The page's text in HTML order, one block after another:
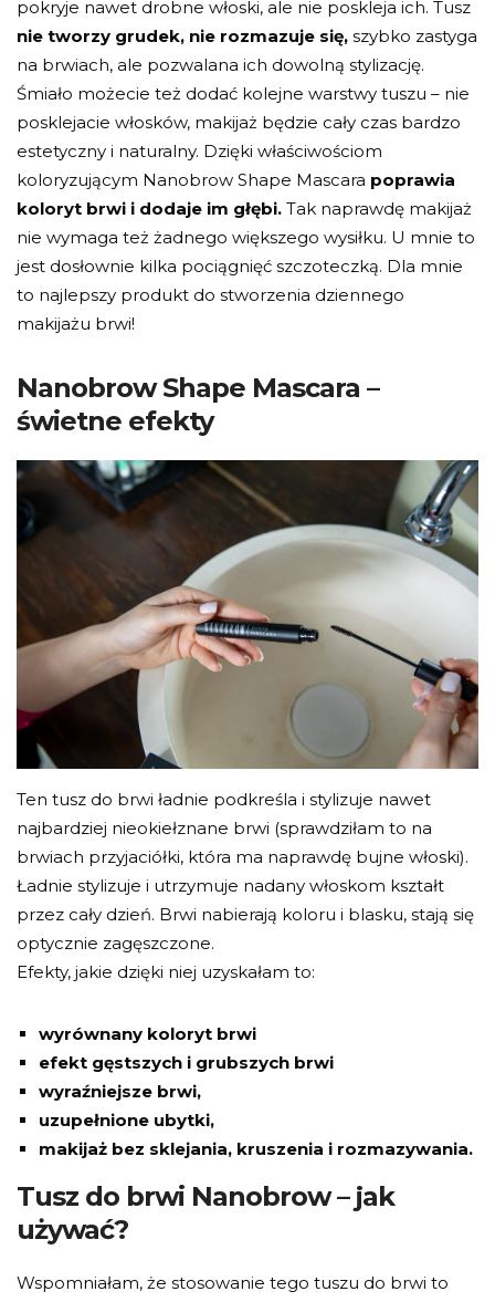
pokryje nawet drobne włoski, ale nie poskleja ich. Tusz
nie tworzy grudek, nie rozmazuje się, szybko zastyga
na brwiach, ale pozwalana ich dowolną stylizację.
Śmiało możecie też dodać kolejne warstwy tuszu – nie
posklejacie włosków, makijaż będzie cały czas bardzo
estetyczny i naturalny. Dzięki właściwościom
koloryzującym Nanobrow Shape Mascara poprawia
koloryt brwi i dodaje im głębi. Tak naprawdę makijaż
nie wymaga też żadnego większego wysiłku. U mnie to
jest dosłownie kilka pociągnięć szczoteczką. Dla mnie
to najlepszy produkt do stworzenia dziennego
makijażu brwi!
Nanobrow Shape Mascara –
świetne efekty
Ten tusz do brwi ładnie podkreśla i stylizuje nawet
najbardziej nieokiełznane brwi (sprawdziłam to na
brwiach przyjaciółki, która ma naprawdę bujne włoski).
Ładnie stylizuje i utrzymuje nadany włoskom kształt
przez cały dzień. Brwi nabierają koloru i blasku, stają się
optycznie zagęszczone.
Efekty, jakie dzięki niej uzyskałam to:
wyrównany koloryt brwi
efekt gęstszych i grubszych brwi
wyraźniejsze brwi,
uzupełnione ubytki,
makijaż bez sklejania, kruszenia i rozmazywania.
Tusz do brwi Nanobrow – jak
używać?
Wspomniałam, że stosowanie tego tuszu do brwi to